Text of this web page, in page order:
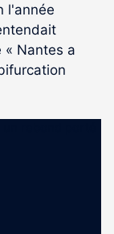
l'année
« Nantes a